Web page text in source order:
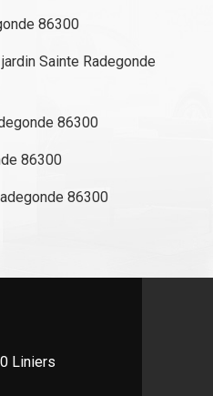
86300
Sainte Radegonde
86300
86300
86300
Liniers